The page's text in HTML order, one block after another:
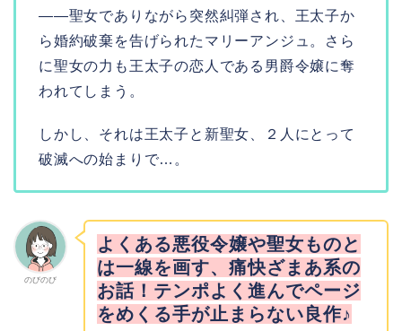
――聖女でありながら突然糾弾され、王太子か
ら婚約破棄を告げられたマリーアンジュ。さら
に聖女の力も王太子の恋人である男爵令嬢に奪
われてしまう。
しかし、それは王太子と新聖女、２人にとって
破滅への始まりで…。
のびのび
よくある悪役令嬢や聖女ものと
は一線を画す、痛快ざまあ系の
お話！テンポよく進んでページ
をめくる手が止まらない良作♪